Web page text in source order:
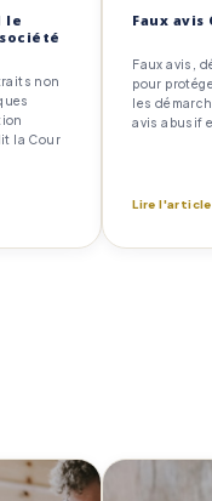
le
non
la Cour
Faux
Faux avis,
pour
les
avis abusif
Lire l'article